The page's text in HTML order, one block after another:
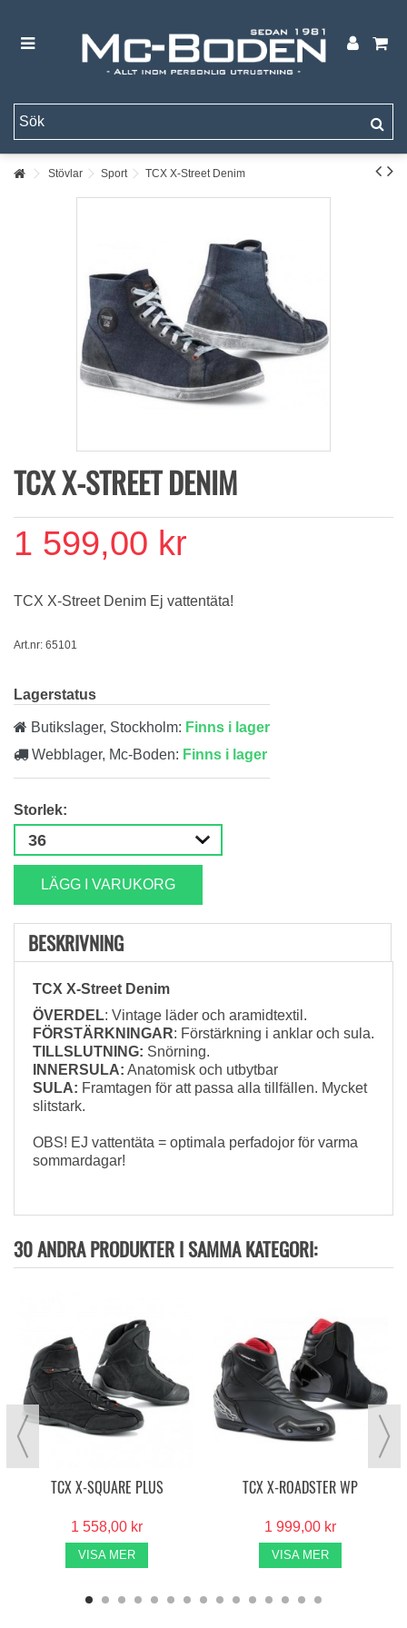
Stövlar Sport TCX X-Street Denim
TCX X-STREET DENIM
1 599,00 kr
TCX X-Street Denim Ej vattentäta!
Art.nr: 65101
Lagerstatus
Butikslager, Stockholm: Finns i lager
Webblager, Mc-Boden: Finns i lager
Storlek:
LÄGG I VARUKORG
BESKRIVNING
TCX X-Street Denim
ÖVERDEL: Vintage läder och aramidtextil.
FÖRSTÄRKNINGAR: Förstärkning i anklar och sula.
TILLSLUTNING: Snörning.
INNERSULA: Anatomisk och utbytbar
SULA: Framtagen för att passa alla tillfällen. Mycket
slitstark.
OBS! EJ vattentäta = optimala perfadojor för varma
sommardagar!
30 ANDRA PRODUKTER I SAMMA KATEGORI:
TCX X-SQUARE PLUS
1 558,00 kr
VISA MER
TCX X-ROADSTER WP
1 999,00 kr
VISA MER